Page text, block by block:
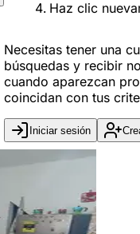
Haz clic
Necesitas tener una
búsquedas y recibir
cuando aparezcan
coincidan con tus
Iniciar sesión